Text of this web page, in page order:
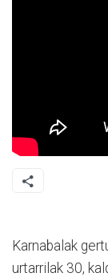
Karnabalak
urtarrilak 30,